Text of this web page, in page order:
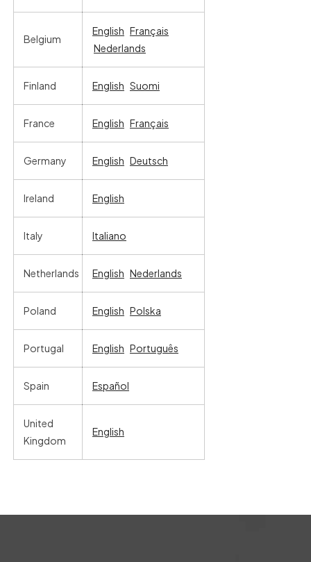
Belgium
English Français
Nederlands
Finland English Suomi
France English Français
Germany English Deutsch
Ireland English
Italy Italiano
Netherlands English Nederlands
Poland English Polska
Portugal English Português
Spain Español
United
Kingdom
English